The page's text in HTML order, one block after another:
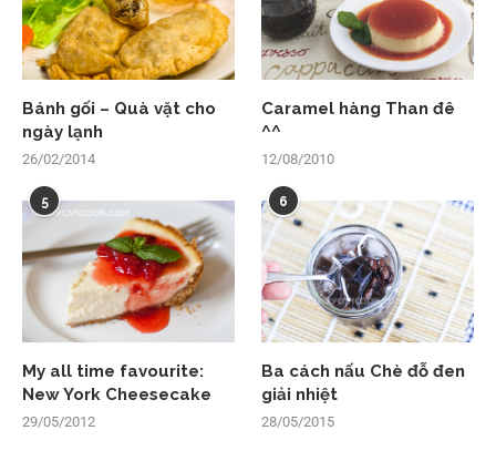
Bánh gối – Quà vặt cho
ngày lạnh
26/02/2014
Caramel hàng Than đê
^^
12/08/2010
5
My all time favourite:
New York Cheesecake
29/05/2012
6
Ba cách nấu Chè đỗ đen
giải nhiệt
28/05/2015